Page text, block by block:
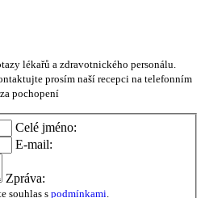
lékařů a zdravotnického personálu.
prosím naší recepci na telefonním
pochopení
Celé jméno:
E-mail:
Zpráva:
souhlas s podmínkami